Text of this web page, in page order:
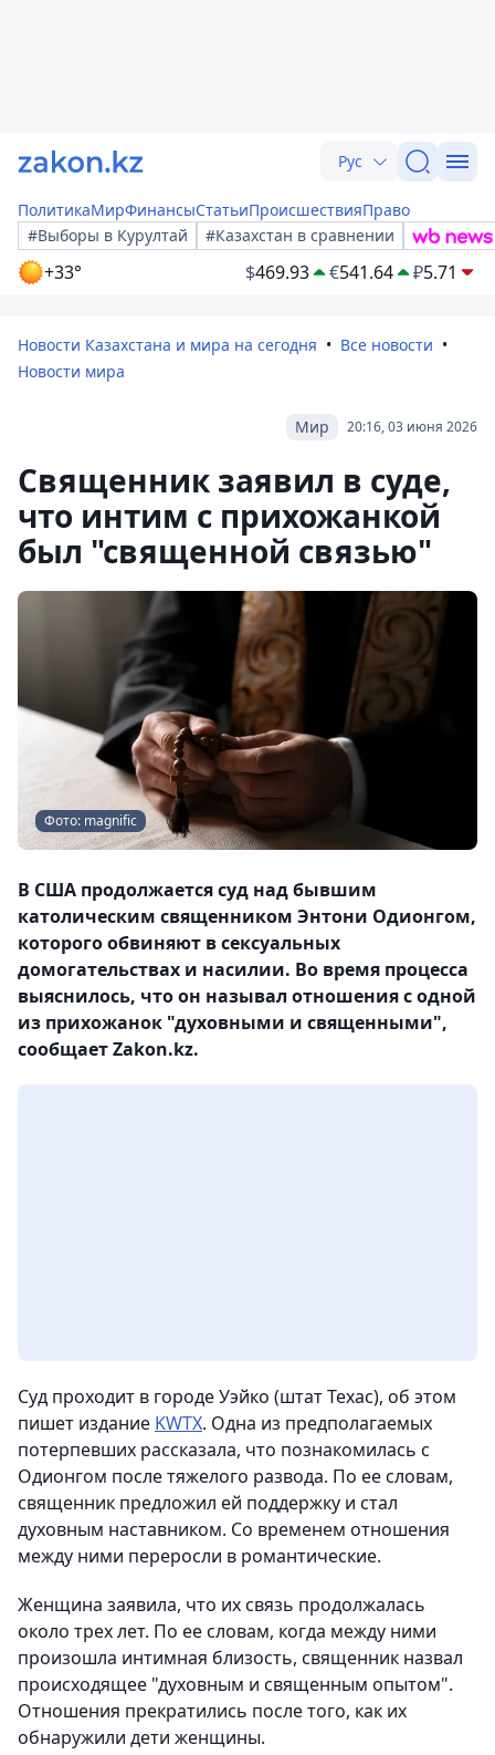
Рус
ПолитикаМирФинансыСтатьиПроисшествияПраво
#Выборы в Курултай
#Казахстан в сравнении
+33° $469.93 €541.64 ₽5.71
Новости Казахстана и мира на сегодня
Все новости
Новости мира
20:16, 03 июня 2026
Мир
Священник заявил в суде,
что интим с прихожанкой
был "священной связью"
Фото: magnific
В США продолжается суд над бывшим
католическим священником Энтони Одионгом,
которого обвиняют в сексуальных
домогательствах и насилии. Во время процесса
выяснилось, что он называл отношения с одной
из прихожанок "духовными и священными",
сообщает Zakon.kz.
Суд проходит в городе Уэйко (штат Техас), об этом
пишет издание KWTX. Одна из предполагаемых
потерпевших рассказала, что познакомилась с
Одионгом после тяжелого развода. По ее словам,
священник предложил ей поддержку и стал
духовным наставником. Со временем отношения
между ними переросли в романтические.
Женщина заявила, что их связь продолжалась
около трех лет. По ее словам, когда между ними
произошла интимная близость, священник назвал
происходящее "духовным и священным опытом".
Отношения прекратились после того, как их
обнаружили дети женщины.